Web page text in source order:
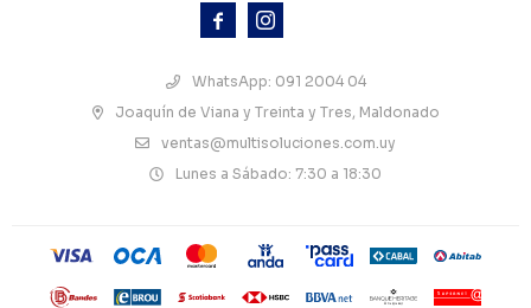
 
WhatsApp: 091 2004 04
Joaquín de Viana y Treinta y Tres, Maldonado
ventas@multisoluciones.com.uy
Lunes a Sábado: 7:30 a 18:30